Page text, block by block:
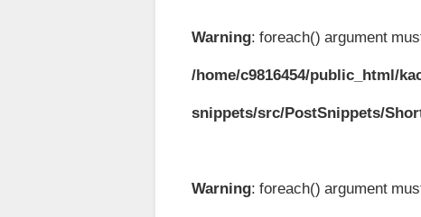
Warning: foreach() argument
/home/c9816454/public_html/
snippets/src/PostSnippets/
Warning: foreach() argument